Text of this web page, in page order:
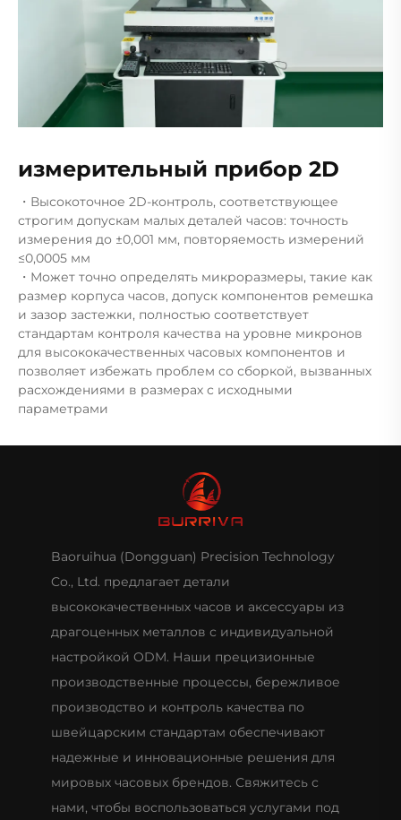
измерительный прибор 2D
・Высокоточное 2D-контроль, соответствующее
строгим допускам малых деталей часов: точность
измерения до ±0,001 мм, повторяемость измерений
≤0,0005 мм
・Может точно определять микроразмеры, такие как
размер корпуса часов, допуск компонентов ремешка
и зазор застежки, полностью соответствует
стандартам контроля качества на уровне микронов
для высококачественных часовых компонентов и
позволяет избежать проблем со сборкой, вызванных
расхождениями в размерах с исходными
параметрами
Baoruihua (Dongguan) Precision Technology
Co., Ltd. предлагает детали
высококачественных часов и аксессуары из
драгоценных металлов с индивидуальной
настройкой ODM. Наши прецизионные
производственные процессы, бережливое
производство и контроль качества по
швейцарским стандартам обеспечивают
надежные и инновационные решения для
мировых часовых брендов. Свяжитесь с
нами, чтобы воспользоваться услугами под